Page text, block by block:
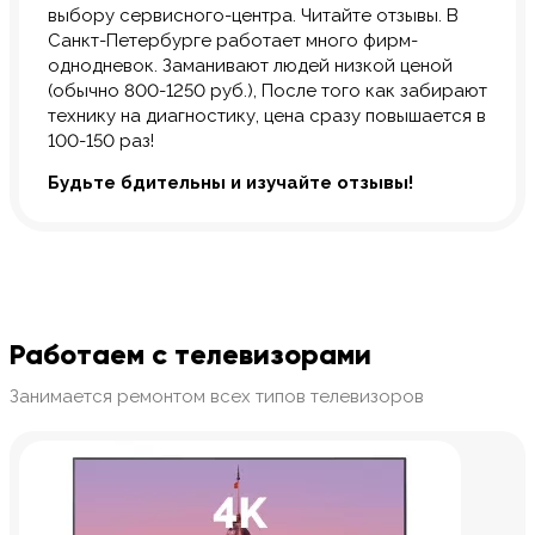
выбору сервисного-центра. Читайте отзывы. В
Санкт-Петербурге работает много фирм-
однодневок. Заманивают людей низкой ценой
(обычно 800-1250 руб.), После того как забирают
технику на диагностику, цена сразу повышается в
100-150 раз!
Будьте бдительны и изучайте отзывы!
Работаем с телевизорами
Занимается ремонтом всех типов телевизоров